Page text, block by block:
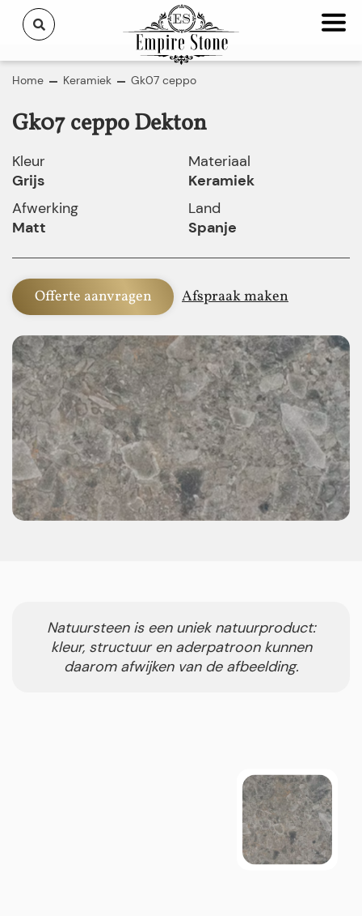
Home Keramiek Gk07 ceppo
Gk07 ceppo Dekton
Kleur
Grijs
Afwerking
Matt
Materiaal
Keramiek
Land
Spanje
Offerte aanvragen Afspraak maken
Natuursteen is een uniek natuurproduct:
kleur, structuur en aderpatroon kunnen
daarom afwijken van de afbeelding.